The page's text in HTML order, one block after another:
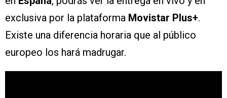
exclusiva por la plataforma Movistar Plus+.
Existe una diferencia horaria que al público
europeo los hará madrugar.